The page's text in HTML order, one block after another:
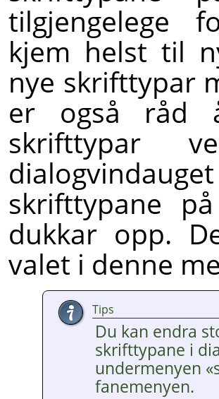
tilgjengelege
kjem helst til
nye skrifttypar
er også råd
skrifttypar
skrifttypane
dukkar opp.
valet i denne
Tips
Du kan endra
skrifttypane i
undermenyen
fanemenyen.